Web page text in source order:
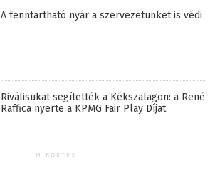
A fenntartható nyár a szervezetünket is védi
Riválisukat segítették a Kékszalagon: a René
Raffica nyerte a KPMG Fair Play Díjat
HIRDETÉS